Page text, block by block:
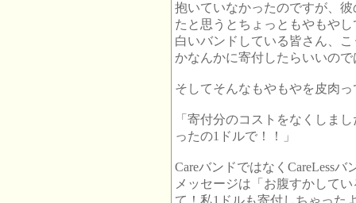
抱いていなかったのですが、
たと思うとちょっともやもや
白いバンドしている皆さん、
かなんかに寄付したらいいの
そしてそんなもやもやを皮肉
「寄付分のコストをなくしま
ったの1ドルで！！」
CareバンドではなくCareLessバ
メッセージは「お腹すかして
て！私1ドルも寄付しちゃった